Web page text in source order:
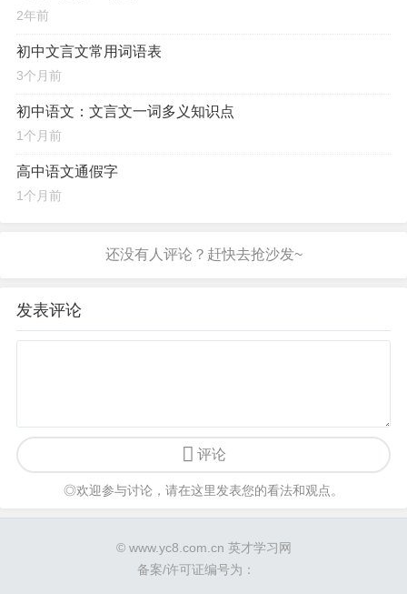
2年前
初中文言文常用词语表
3个月前
初中语文：文言文一词多义知识点
1个月前
高中语文通假字
1个月前
发表评论
评论
◎欢迎参与讨论，请在这里发表您的看法和观点。
© www.yc8.com.cn 英才学习网
备案/许可证编号为：